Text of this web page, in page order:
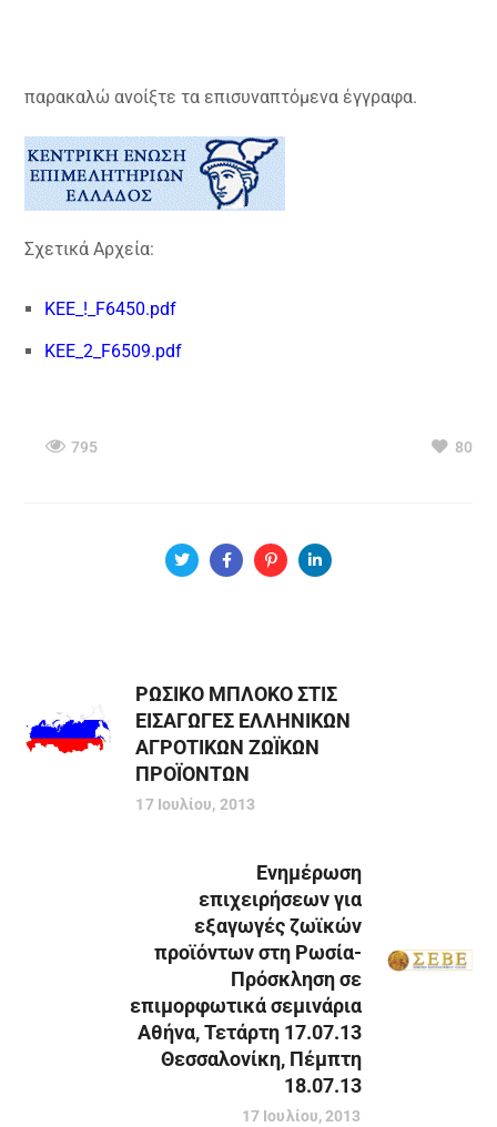
παρακαλώ ανοίξτε τα επισυναπτόμενα έγγραφα.
Σχετικά Αρχεία:
KEE_!_F6450.pdf
KEE_2_F6509.pdf
795 80
ΡΩΣΙΚΟ ΜΠΛΟΚΟ ΣΤΙΣ
ΕΙΣΑΓΩΓΕΣ ΕΛΛΗΝΙΚΩΝ
ΑΓΡΟΤΙΚΩΝ ΖΩΪΚΩΝ
ΠΡΟΪΟΝΤΩΝ
17 Ιουλίου, 2013
Ενημέρωση
επιχειρήσεων για
εξαγωγές ζωϊκών
προϊόντων στη Ρωσία-
Πρόσκληση σε
επιμορφωτικά σεμινάρια
Αθήνα, Τετάρτη 17.07.13
Θεσσαλονίκη, Πέμπτη
18.07.13
17 Ιουλίου, 2013